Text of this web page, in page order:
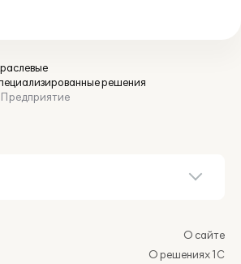
решения
О сайте
О решениях 1С